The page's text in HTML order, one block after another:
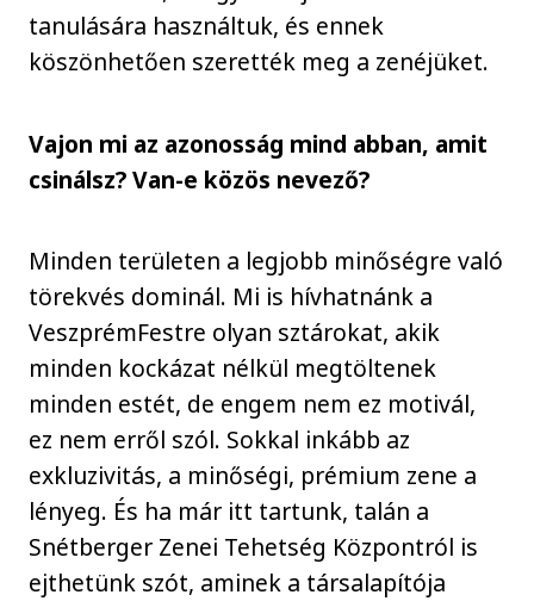
tanulására használtuk, és ennek
köszönhetően szerették meg a zenéjüket.
Vajon mi az azonosság mind abban, amit
csinálsz? Van-e közös nevező?
Minden területen a legjobb minőségre való
törekvés dominál. Mi is hívhatnánk a
VeszprémFestre olyan sztárokat, akik
minden kockázat nélkül megtöltenek
minden estét, de engem nem ez motivál,
ez nem erről szól. Sokkal inkább az
exkluzivitás, a minőségi, prémium zene a
lényeg. És ha már itt tartunk, talán a
Snétberger Zenei Tehetség Központról is
ejthetünk szót, aminek a társalapítója